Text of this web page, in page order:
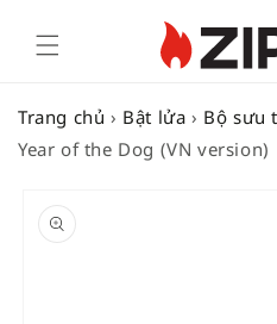
Trang chủ › Bật lửa › Bộ sưu
Year of the Dog (VN version)
PRODUCT
INFORMATION